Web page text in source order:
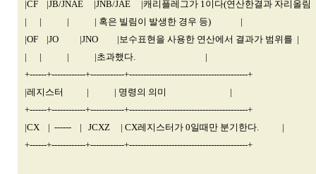
|CF |JB/JNAE |JNB/JAE |캐리플레그가 1이다(연산한결과 자리올
| | | | 혹은 빌림이 발생한 경우 등) |
|OF |JO |JNO |보수표현을 사용한 연산에서 결과가 범위를 |
| | | |초과했다. |
+------+------------+------------+------------------------------------------+
|레지스터 | | 명령의 의미 |
+------+------------+------------+------------------------------------------+
|CX | ------ | JCXZ | CX레지스터가 0일때만 분기한다. |
+------+------------+------------+------------------------------------------+